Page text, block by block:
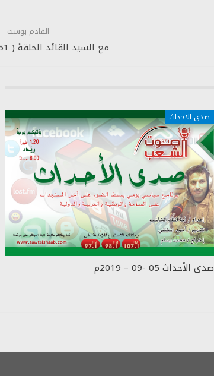
القادم بوست
مع السيد القائد الحلقة ( 51 )
صدى الاحداث
صدى الأحداث 05 -09 – 2019م